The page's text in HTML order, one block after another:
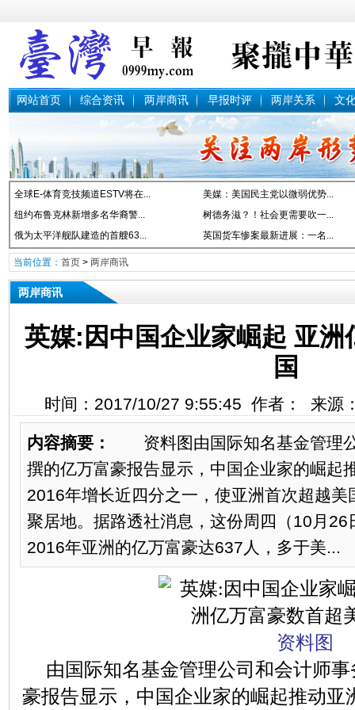
网站首页 综合资讯 两岸商讯 早报时评 两岸关系 文
全球E-体育竞技频道ESTV将在...
美媒：美国民主党以微弱优势...
纽约布鲁克林新增多名华裔警...
树德务滋？！社会更需要吹一...
俄为太平洋舰队建造的首艘63...
英国货车惨案最新进展：一名...
当前位置： 首页> 两岸商讯
两岸商讯
英媒:因中国企业家崛起 亚洲
国
时间：2017/10/27 9:55:45 作者： 来源
内容摘要：
资料图由国际知名基金管理
撰的亿万富豪报告显示，中国企业家的崛起
2016年增长近四分之一，使亚洲首次超越美
聚居地。据路透社消息，这份周四（10月26
2016年亚洲的亿万富豪达637人，多于美...
资料图
由国际知名基金管理公司和会计师
豪报告显示，中国企业家的崛起推动亚